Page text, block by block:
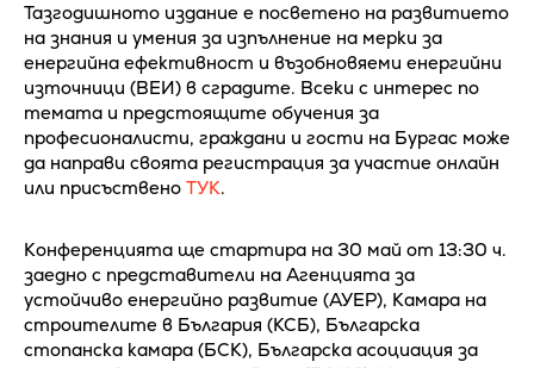
Тазгодишното издание е посветено на развитието
на знания и умения за изпълнение на мерки за
енергийна ефективност и възобновяеми енергийни
източници (ВЕИ) в сградите. Всеки с интерес по
темата и предстоящите обучения за
професионалисти, граждани и гости на Бургас може
да направи своята регистрация за участие онлайн
или присъствено ТУК.
Конференцията ще стартира на 30 май от 13:30 ч.
заедно с представители на Агенцията за
устойчиво енергийно развитие (АУЕР), Камара на
строителите в България (КСБ), Българска
стопанска камара (БСК), Българска асоциация за